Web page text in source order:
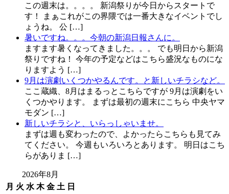
この週末は。。。。 新潟祭りが今日からスタートで
す！ まぁこれがこの界隈では一番大きなイベントでし
ょうね。 公 […]
暑いですね。。。今朝の新潟日報さんに。
ますます暑くなってきました。。。 でも明日から新潟
祭りですね！ 今年の予定などはこちら盛況なものにな
りますよう […]
9月は演劇いくつかやるんです。と新しいチラシなど。
ここ蔵織、8月はまるっとこちらですが 9月は演劇をい
くつかやります。 まずは最初の週末にこちら 中央ヤマ
モダン […]
新しいチラシと、いらっしゃいませ。
まずは週も変わったので、よかったらこちらも見てみ
てください。 今週もいろいろとあります。 明日はこち
らがありま […]
2026年8月
月 火 水 木 金 土 日